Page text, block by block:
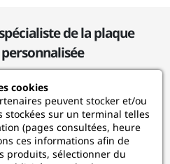
de la plaque
cookies
peuvent stocker et/ou
stockées sur un terminal telles
(pages consultées, heure
ces informations afin de
produits, sélectionner du